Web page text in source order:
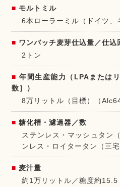
モルトミル
6本ローラーミル（ドイツ、
ワンバッチ麦芽仕込量／仕込
2トン
年間生産能力（LPAまたは
数］）
8万リットル（目標）（
糖化槽・濾過器／数
ステンレス・マッシュタン
ンレス・ロイタータン（三
麦汁量
約1万リットル／糖度約15.5